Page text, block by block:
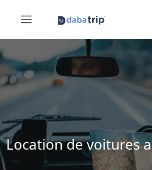
Location de voitures